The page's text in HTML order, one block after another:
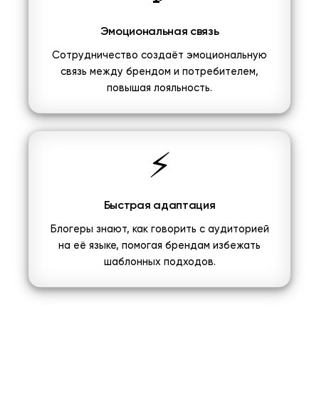
Эмоциональная связь
Сотрудничество создаёт эмоциональную
связь между брендом и потребителем,
повышая лояльность.
⚡
Быстрая адаптация
Блогеры знают, как говорить с аудиторией
на её языке, помогая брендам избежать
шаблонных подходов.